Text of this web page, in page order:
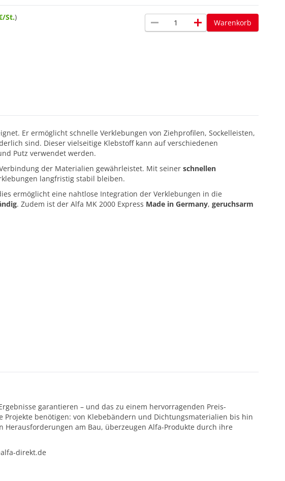
St.)
remove add Warenkorb
Er ermöglicht schnelle Verklebungen von Ziehprofilen, Sockelleisten,
sind. Dieser vielseitige Klebstoff kann auf verschiedenen
Putz verwendet werden.
der Materialien gewährleistet. Mit seiner schnellen
langfristig stabil bleiben.
ermöglicht eine nahtlose Integration der Verklebungen in die
. Zudem ist der Alfa MK 2000 Express Made in Germany, geruchsarm
garantieren – und das zu einem hervorragenden Preis-
Projekte benötigen: von Klebebändern und Dichtungsmaterialien bis hin
am Bau, überzeugen Alfa-Produkte durch ihre
direkt.de